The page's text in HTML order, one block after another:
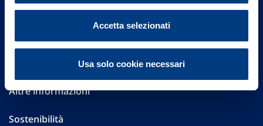
Accetta selezionati
Usa solo cookie necessari
FAQ
Investor Relations
Altre informazioni
Sostenibilità